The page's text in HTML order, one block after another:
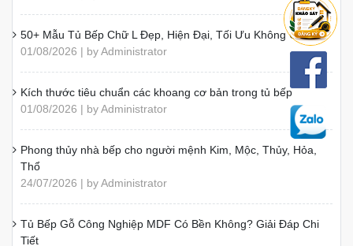
6 Hiểm Họa Khi Dùng MDF Kém Chất Lượng
Bàn Đảo Bếp Mặt Đá: Chọn Vật Liệu Và Kiểu Hoàn Thiện
Tổng Hợp Các Mẫu Tủ Bếp Gỗ Xoan Đào Đẹp Theo Kiểu
Phụ Kiện Tủ Bếp: Loại Nên Có, Cách Chọn Và Hãng Uy Tín
03/08/2026 | by Administrator
01/08/2026 | by Administrator